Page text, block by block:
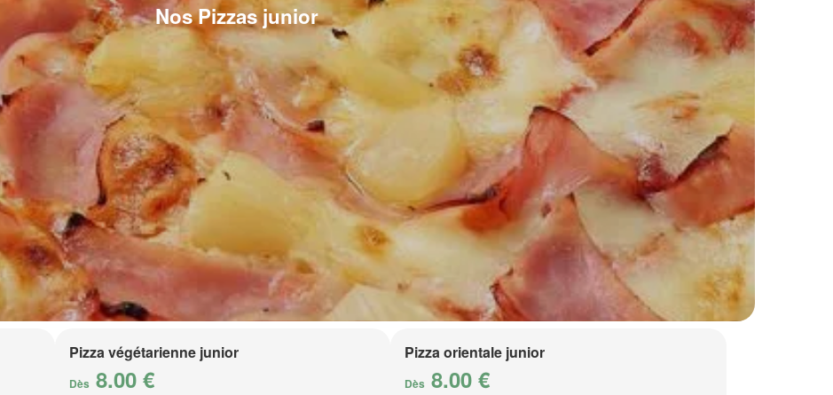
Nos Pizzas junior
Pizza végétarienne junior
Dès 8.00 €
Pizza orientale junior
Dès 8.00 €